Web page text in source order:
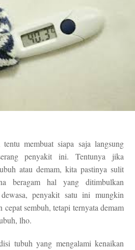
membuat siapa saja langsung
penyakit ini. Tentunya jika
atau demam, kita pastinya sulit
beragam hal yang ditimbulkan
penyakit satu ini mungkin
cepat sembuh, tetapi ternyata demam
lho.
tubuh yang mengalami kenaikan